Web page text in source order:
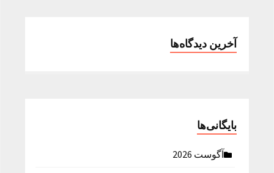
آخرین دیدگاه‌ها
بایگانی‌ها
آگوست 2026